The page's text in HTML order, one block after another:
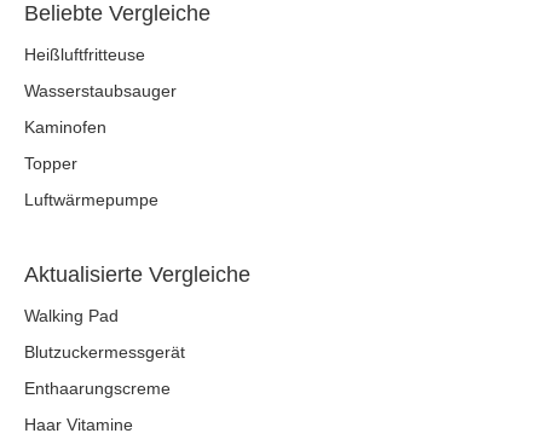
Beliebte Vergleiche
Heißluftfritteuse
Wasserstaubsauger
Kaminofen
Topper
Luftwärmepumpe
Aktualisierte Vergleiche
Walking Pad
Blutzuckermessgerät
Enthaarungscreme
Haar Vitamine